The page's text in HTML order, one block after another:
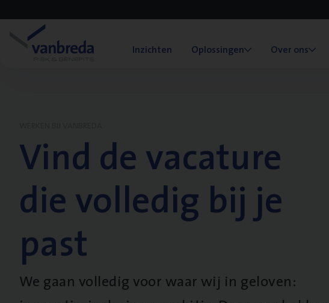
Inzichten Oplossingen Over ons
Vind de vacature
die volledig bij je
past
We gaan volledig voor waar wij in geloven: